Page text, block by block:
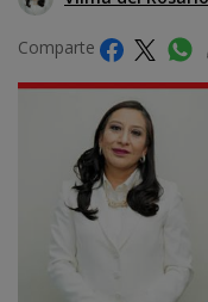
Comparte